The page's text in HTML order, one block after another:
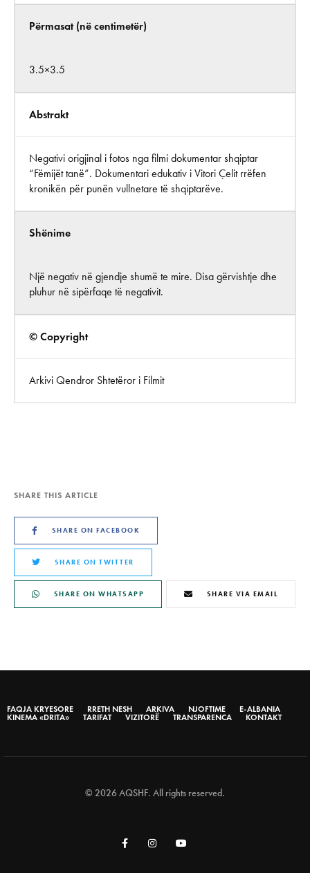
Përmasat (në centimetër)
3.5×3.5
Abstrakt
Negativi origjinal i fotos nga filmi dokumentar shqiptar
“Fëmijët tanë”. Dokumentari edukativ i Vitori Çelit rrëfen
kronikën për punën vullnetare të shqiptarëve.
Shënime
Një negativ në gjendje shumë te mire. Disa gërvishtje dhe
pluhur në sipërfaqe të negativit.
© Copyright
Arkivi Qendror Shtetëror i Filmit
SHARE THIS ARTICLE
SHARE ON FACEBOOK
SHARE ON TWITTER
SHARE ON WHATSAPP SHARE VIA EMAIL
FAQJA KRYESORE RRETH NESH ARKIVA NJOFTIME
E-ALBANIA
KINEMA «DRITA»
TARIFAT VIZITORË TRANSPARENCA KONTAKT
© 2026 AQSHF. All rights reserved.